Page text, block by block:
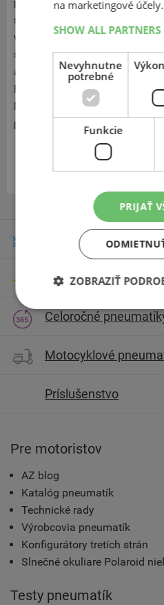
pneumatík (osobné letné, zimné
sneh a rozbité cesty.
všetky automobilové segmenty
špeciálne sa zameriava na
automobily 4x4 a dodáva aj
Rally a WRC. BFGoodrich je
Michelin so storočnou tradíciou
ponúkajúceho pneumatiky
Zimné pneumatiky
Letné pneumatiky
Celoročné
Motocyklové
Príslušenstvo
Pre motoristov
AZ blog
Katalóg pneumatík
Technické rady
Výrobcovia pneumatík
Konfigurátory tretích strán
Slnečné okuliare Polaroid
Testy pneumatík
na marketingové účely.
SHOW ALL PARTNERS
Nevyhnutne
potrebné
Funkcie
PRIJAŤ
ZOBRAZIŤ